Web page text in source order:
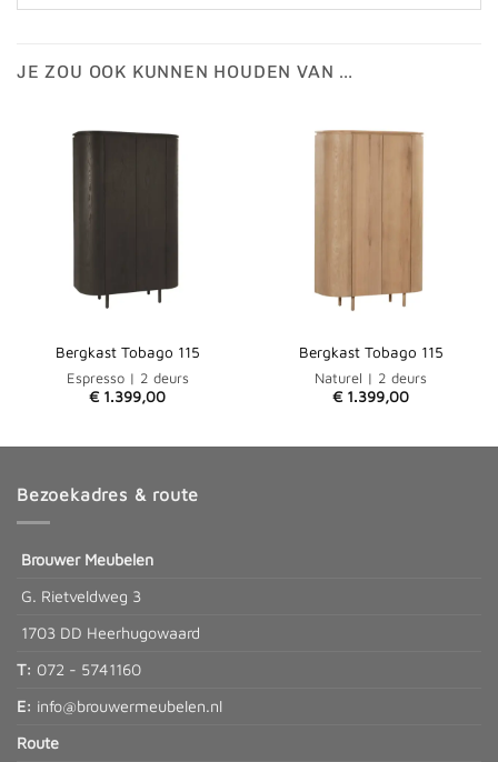
JE ZOU OOK KUNNEN HOUDEN VAN …
Bergkast Tobago 115
Espresso | 2 deurs
€ 1.399,00
Bergkast Tobago 115
Naturel | 2 deurs
€ 1.399,00
Bezoekadres & route
Brouwer Meubelen
G. Rietveldweg 3
1703 DD Heerhugowaard
T: 072 - 5741160
E: info@brouwermeubelen.nl
Route